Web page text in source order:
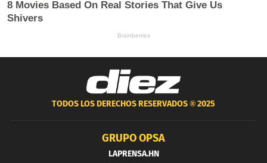
TODOS LOS DERECHOS RESERVADOS ®2025
GRUPO OPSA
LAPRENSA.HN